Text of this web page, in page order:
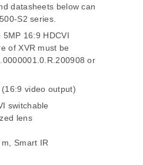
datasheets below can
S2 series.
16:9 HDCVI
of XVR must be
or
video output)
switchable
lens
Smart IR